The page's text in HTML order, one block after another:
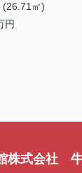
(26.71㎡)
円
株式会社